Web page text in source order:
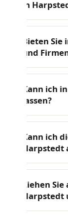
in
Bieten
und
Kann ich
lassen?
Kann ich
Ziehen
Harpstedt